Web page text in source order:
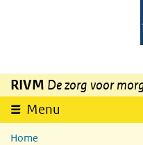
Overslaan en naar de inhoud
RIVM De zorg voor
Menu
Home